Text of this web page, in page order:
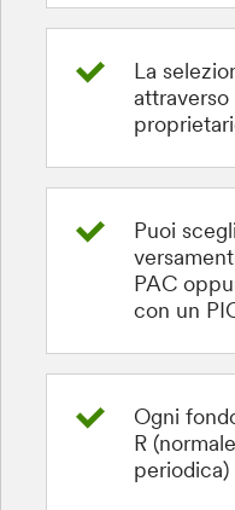
La
Puoi
PAC
con un
Ogni
R
periodica)